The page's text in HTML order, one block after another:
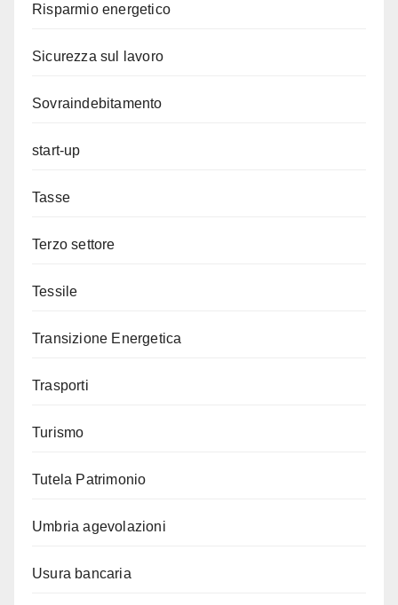
Risparmio energetico
Sicurezza sul lavoro
Sovraindebitamento
start-up
Tasse
Terzo settore
Tessile
Transizione Energetica
Trasporti
Turismo
Tutela Patrimonio
Umbria agevolazioni
Usura bancaria